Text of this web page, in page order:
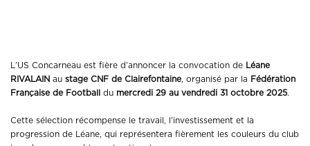
L’US Concarneau est fière d’annoncer la convocation de Léane
RIVALAIN au stage CNF de Clairefontaine, organisé par la Fédération
Française de Football
du mercredi 29 au vendredi 31 octobre 2025.
Cette sélection récompense le travail, l’investissement et la
progression de Léane, qui représentera fièrement les couleurs du club